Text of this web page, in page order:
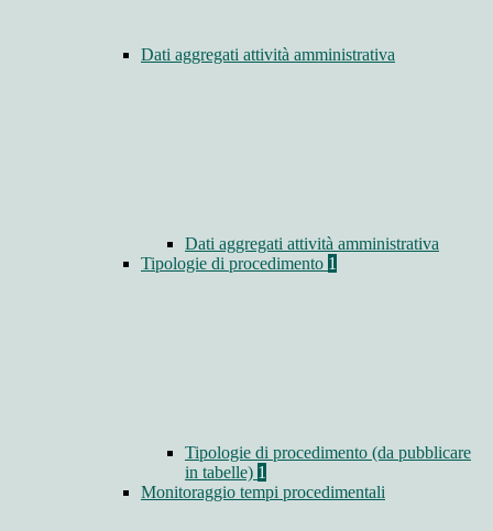
Dati aggregati attività amministrativa
Dati aggregati attività amministrativa
Tipologie di procedimento 1
Tipologie di procedimento (da pubblicare
in tabelle) 1
Monitoraggio tempi procedimentali